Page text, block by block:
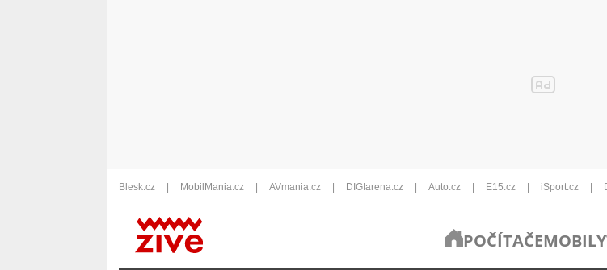
Blesk.cz MobilMania.cz AVmania.cz DIGIarena.cz Auto.cz E15.cz iSport.cz
POČÍTAČEMOBILY